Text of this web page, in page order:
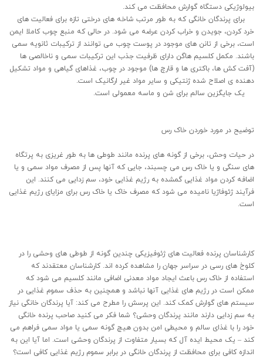
بیولوژیکی دستگاه گوارش محافظت می کند.
برای پرندگان خانگی که به طور مرتب شاخه های درختی تازه برای فعالیت های
خرد کردن، جویدن و خراب کردن عرضه می شود. در حالی که منبع چوب کاملا ایمن
است، برخی از تانن های موجود در پوست چوب می توانند از ترکیبات ثانویه سمی
باشند. مکمل کلسیم هاگن دارای ظرفیت جذب این ترکیبات سمی و ناخالصی ها
(آفت کش ها، باکتری ها و قارچ ها) موجود در چوب، غذاهای گیاهی و مواد تشکیل
دهنده ی اصلاح شده ژنتیکی و سایر مواد غیر ارگانیک است.
یک جایگزین سالم برای شن و ماسه معمولی است.
توضیح در مورد خوردن خاک رس
در حیات وحش، برخی از گونه های پرنده مانند طوطی ها به طور غریزی به پرتگاه
های سنگی و یا خاک رس می چسبند، جایی که آنها پس از مصرف مواد سمی و یا
اضافه کردن مواد غذایی گمشده به رژیم غذایی خود، سم زدایی می کنند. این
فرآیند ژئوفاژیا نامیده می شود که مصرف خاک یا خاک رس برای مزایای رژیم غذایی
است.
کارشناسان پرنده فعالیت های ژئوفیزیکی چندین گونه از طوطی های وحشی را در
کلوخ های رسی در سراسر جهان را مشاهده کرده اند. کارشناسان معتقدند که
استفاده از خاک رس باعث ایجاد مواد معدنی اضافی مانند کلسیم می شود که
ممکن است در رژیم های غذایی آنها نباشد و همچنین به حذف سموم غذایی در
سیستم های گوارش کمک کند. این پرسش را مطرح می کند: آیا پرندگان خانگی نیاز
به سم زدایی دارند مانند پرندگان وحشی؟ شما فکر می کنید صاحب پرنده خانگی
خود را با غذای سالم و محیطی امن بدون هیچ گونه سمی یا مواد سمی فراهم می
کند – یک محیط ایده آل که بسیار متفاوت از پرندگان وحشی است. اما آیا این به
اندازه کافی برای محافظت از پرندگان خانگی در برابر سموم رژیم غذایی کافی است؟